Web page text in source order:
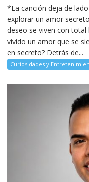
*La canción deja de
explorar un amor
deseo se viven con total
vivido un amor que se
en secreto? Detrás de...
Curiosidades y